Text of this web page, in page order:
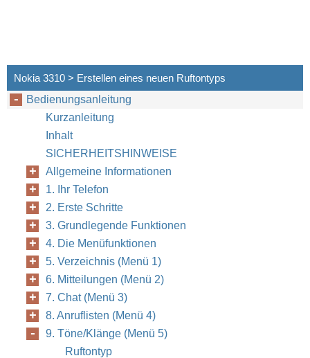
Nokia 3310 > Erstellen eines neuen Ruftontyps
Bedienungsanleitung
Kurzanleitung
Inhalt
SICHERHEITSHINWEISE
Allgemeine Informationen
1. Ihr Telefon
2. Erste Schritte
3. Grundlegende Funktionen
4. Die Menüfunktionen
5. Verzeichnis (Menü 1)
6. Mitteilungen (Menü 2)
7. Chat (Menü 3)
8. Anruflisten (Menü 4)
9. Töne/Klänge (Menü 5)
Ruftontyp